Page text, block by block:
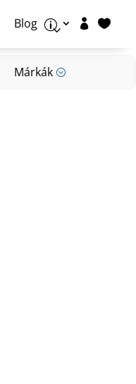
Blog p  
Márkák ;
Márkák;